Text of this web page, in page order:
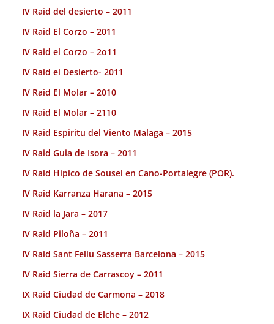
IV Raid del desierto – 2011
IV Raid El Corzo – 2011
IV Raid el Corzo – 2o11
IV Raid el Desierto- 2011
IV Raid El Molar – 2010
IV Raid El Molar – 2110
IV Raid Espiritu del Viento Malaga – 2015
IV Raid Guia de Isora – 2011
IV Raid Hípico de Sousel en Cano-Portalegre (POR).
IV Raid Karranza Harana – 2015
IV Raid la Jara – 2017
IV Raid Piloña – 2011
IV Raid Sant Feliu Sasserra Barcelona – 2015
IV Raid Sierra de Carrascoy – 2011
IX Raid Ciudad de Carmona – 2018
IX Raid Ciudad de Elche – 2012